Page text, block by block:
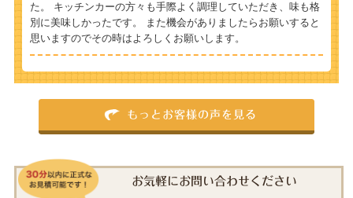
た。 キッチンカーの方々も手際よく調理していただき、味も格
別に美味しかったです。 また機会がありましたらお願いすると
思いますのでその時はよろしくお願いします。
もっとお客様の声を見る
お気軽にお問い合わせください